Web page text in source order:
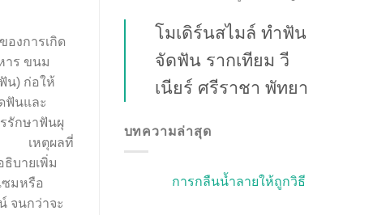
งการเกิด
าร ขนม
น) ก่อให้
ฟันและ
รักษาฟันผุ
? เหตุผลที่
บายเพิ่ม
ซมหรือ
จนกว่าจะ
โมเดิร์นสไมล์ ทำฟัน
จัดฟัน รากเทียม วี
เนียร์ ศรีราชา พัทยา
บทความล่าสุด
การกลืนน้ำลายให้ถูกวิธี